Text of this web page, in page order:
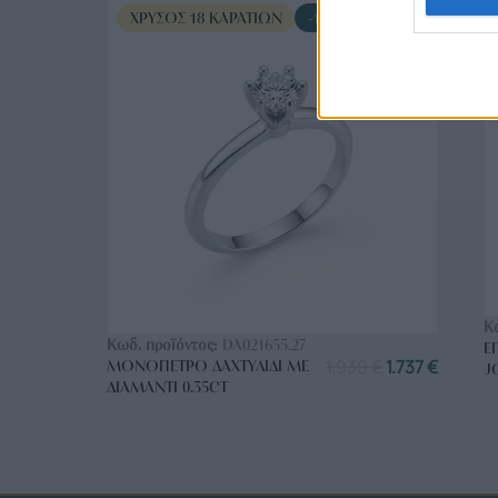
ΧΡΥΣΌΣ 18 ΚΑΡΑΤΊΩΝ -10%
Κωδ. προϊόντος: DA021655.27
ΜΟΝΌΠΕΤΡΟ ΔΑΧΤΥΛΊΔΙ ΜΕ
ΔΙΑΜΆΝΤΙ 0.35CT
1.737€